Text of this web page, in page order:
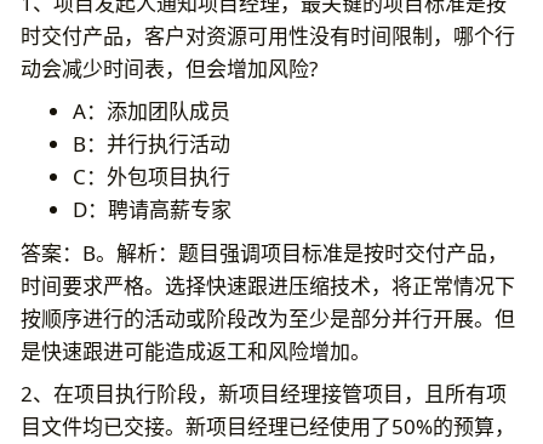
时交付产品，客户对资源可用性没有时间限制，哪个行
动会减少时间表，但会增加风险?
A：添加团队成员
B：并行执行活动
C：外包项目执行
D：聘请高薪专家
答案：B。解析：题目强调项目标准是按时交付产品，
时间要求严格。选择快速跟进压缩技术，将正常情况下
按顺序进行的活动或阶段改为至少是部分并行开展。但
是快速跟进可能造成返工和风险增加。
2、在项目执行阶段，新项目经理接管项目，且所有项
目文件均已交接。新项目经理已经使用了50%的预算，